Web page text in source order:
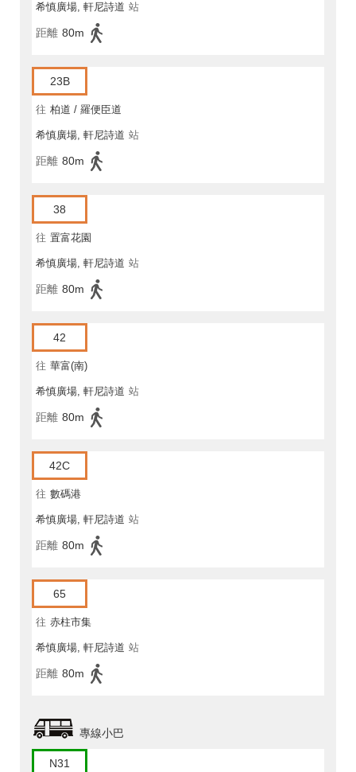
希慎廣場, 軒尼詩道 站
距離 80m
23B
往 柏道 / 羅便臣道
希慎廣場, 軒尼詩道 站
距離 80m
38
往 置富花園
希慎廣場, 軒尼詩道 站
距離 80m
42
往 華富(南)
希慎廣場, 軒尼詩道 站
距離 80m
42C
往 數碼港
希慎廣場, 軒尼詩道 站
距離 80m
65
往 赤柱市集
希慎廣場, 軒尼詩道 站
距離 80m
專線小巴
N31